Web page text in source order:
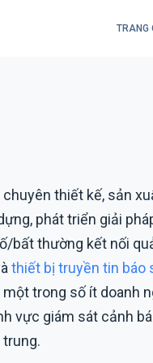
TRANG
chuyên thiết kế, sản
phát triển giải
bất thường kết nối
thiết bị truyền tin báo
một trong số ít doanh
vực giám sát cảnh